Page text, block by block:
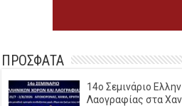
ΠΡΟΣΦΑΤΑ
14o Σεμινάριο
Λαογραφίας στα